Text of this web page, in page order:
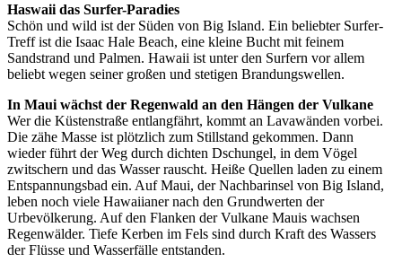
Haswaii das Surfer-Paradies
Schön und wild ist der Süden von Big Island. Ein beliebter Surfer-
Treff ist die Isaac Hale Beach, eine kleine Bucht mit feinem
Sandstrand und Palmen. Hawaii ist unter den Surfern vor allem
beliebt wegen seiner großen und stetigen Brandungswellen.
In Maui wächst der Regenwald an den Hängen der Vulkane
Wer die Küstenstraße entlangfährt, kommt an Lavawänden vorbei.
Die zähe Masse ist plötzlich zum Stillstand gekommen. Dann
wieder führt der Weg durch dichten Dschungel, in dem Vögel
zwitschern und das Wasser rauscht. Heiße Quellen laden zu einem
Entspannungsbad ein. Auf Maui, der Nachbarinsel von Big Island,
leben noch viele Hawaiianer nach den Grundwerten der
Urbevölkerung. Auf den Flanken der Vulkane Mauis wachsen
Regenwälder. Tiefe Kerben im Fels sind durch Kraft des Wassers
der Flüsse und Wasserfälle entstanden.